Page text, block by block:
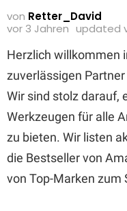
von Retter_David
vor 3 Jahren updated
Herzlich willkommen
zuverlässigen
Wir sind stolz darauf,
Werkzeugen für alle
zu bieten. Wir listen
die Bestseller von
von Top-Marken zum